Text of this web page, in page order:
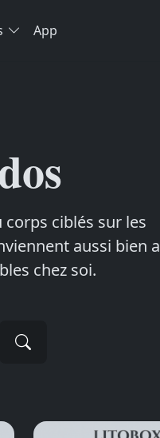
App
ciblés sur les
aussi bien
chez soi.